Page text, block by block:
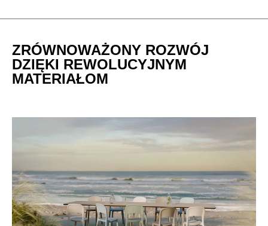
ZRÓWNOWAŻONY ROZWÓJ
DZIĘKI REWOLUCYJNYM
MATERIAŁOM